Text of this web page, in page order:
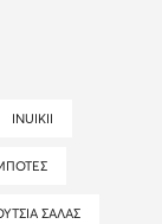
INUIKII
ΣΆΛΑΣ